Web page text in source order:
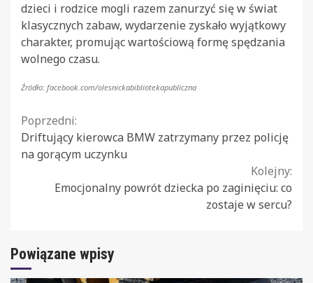
dzieci i rodzice mogli razem zanurzyć się w świat
klasycznych zabaw, wydarzenie zyskało wyjątkowy
charakter, promując wartościową formę spędzania
wolnego czasu.
Źródło: facebook.com/olesnickabibliotekapubliczna
Continue
Reading
Poprzedni:
Driftujący kierowca BMW zatrzymany przez policję
na gorącym uczynku
Kolejny:
Emocjonalny powrót dziecka po zaginięciu: co
zostaje w sercu?
Powiązane wpisy